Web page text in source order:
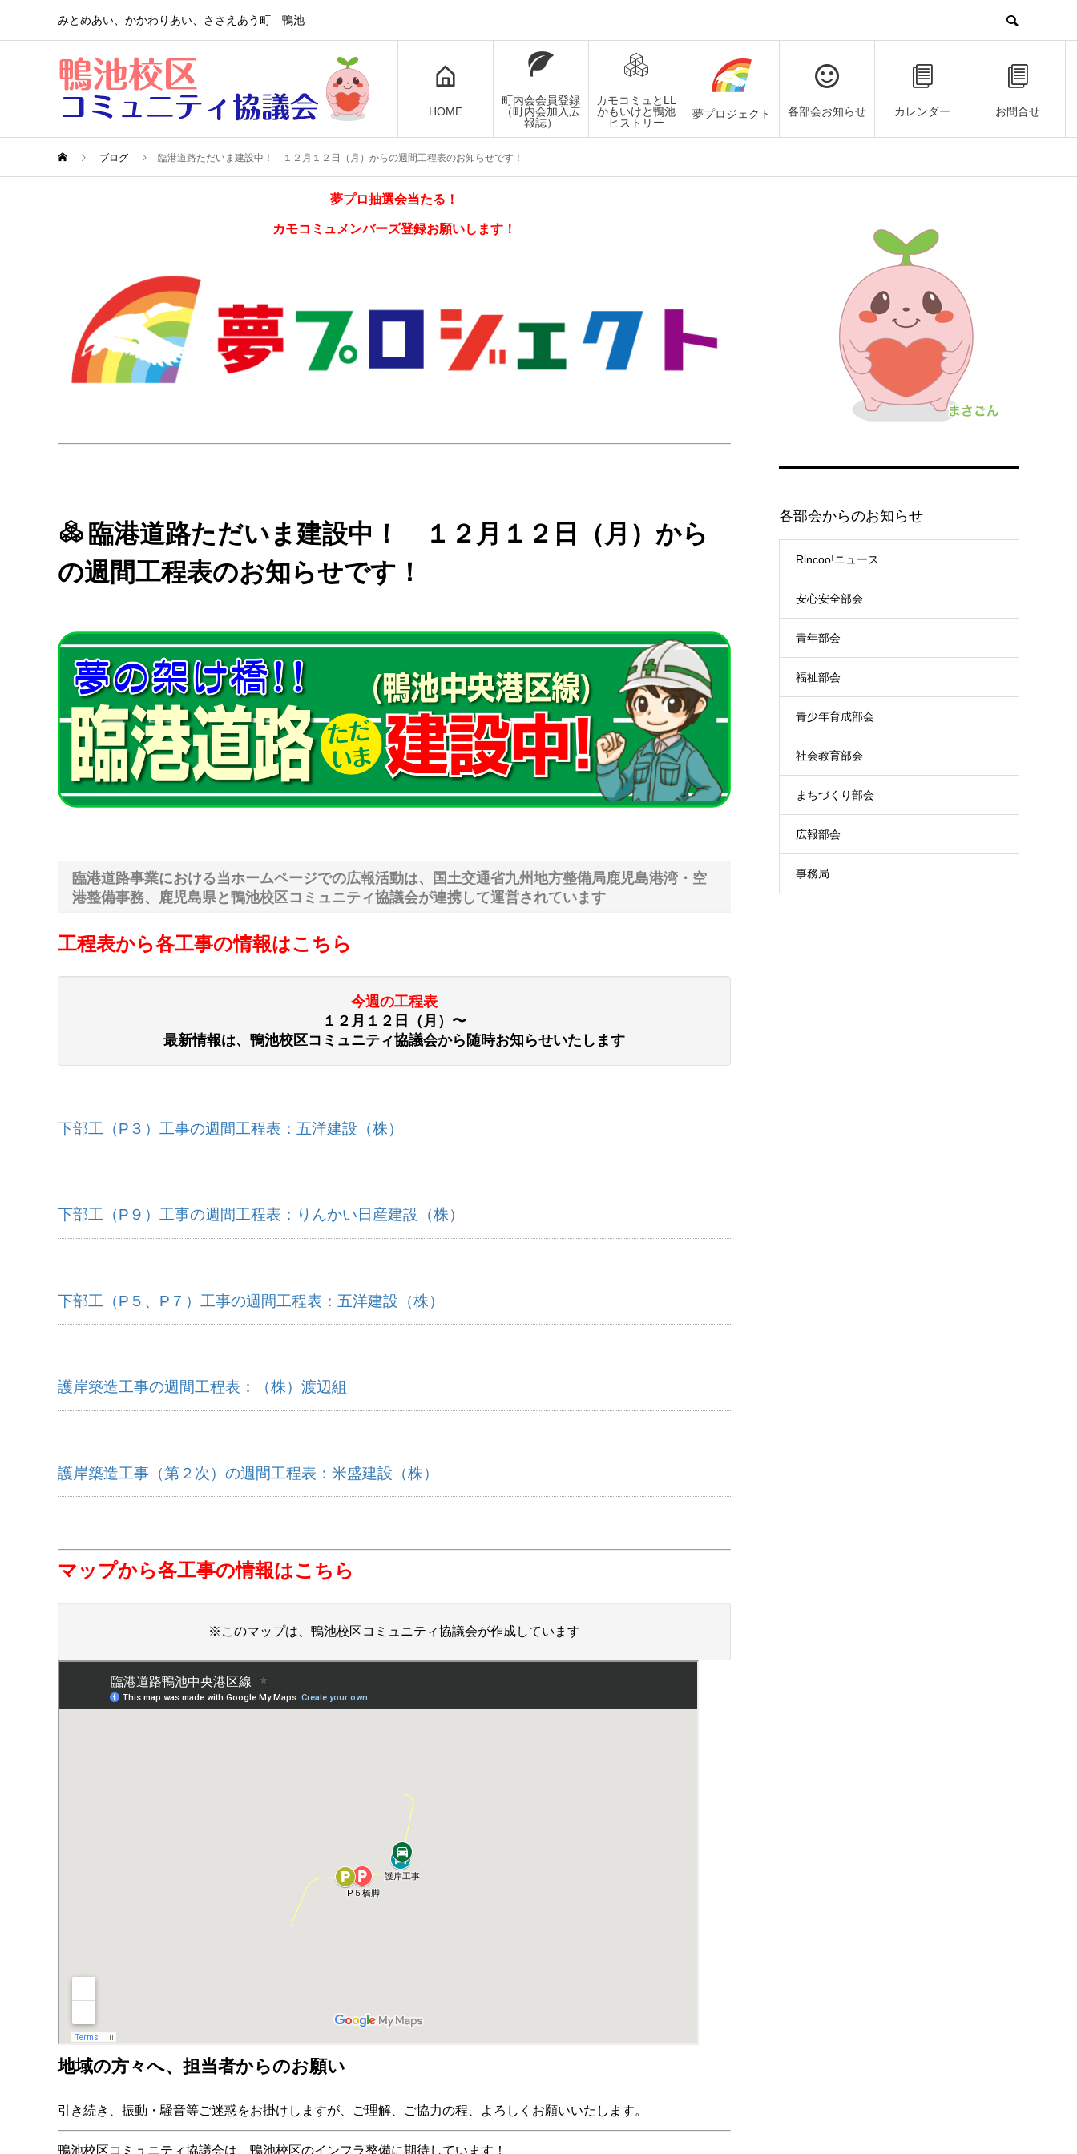
みとめあい、かかわりあい、ささえあう町 鴨池
HOME
町内会会員登録
（町内会加入広
報誌）
カモコミュとLL
かもいけと鴨池
ヒストリー
夢プロジェクト 各部会お知らせ カレンダー お問合せ
ブログ 臨港道路ただいま建設中！ １２月１２日（月）からの週間工程表のお知らせです！
夢プロ抽選会当たる！
カモコミュメンバーズ登録お願いします！
臨港道路ただいま建設中！ １２月１２日（月）から
の週間工程表のお知らせです！
臨港道路事業における当ホームページでの広報活動は、国土交通省九州地方整備局鹿児島港湾・空
港整備事務、鹿児島県と鴨池校区コミュニティ協議会が連携して運営されています
工程表から各工事の情報はこちら
今週の工程表
１２月１２日（月）〜
最新情報は、鴨池校区コミュニティ協議会から随時お知らせいたします
下部工（P３）工事の週間工程表：五洋建設（株）
下部工（P９）工事の週間工程表：りんかい日産建設（株）
下部工（P５、P７）工事の週間工程表：五洋建設（株）
護岸築造工事の週間工程表：（株）渡辺組
護岸築造工事（第２次）の週間工程表：米盛建設（株）
マップから各工事の情報はこちら
※このマップは、鴨池校区コミュニティ協議会が作成しています
地域の方々へ、担当者からのお願い
引き続き、振動・騒音等ご迷惑をお掛けしますが、ご理解、ご協力の程、よろしくお願いいたします。
鴨池校区コミュニティ協議会は、鴨池校区のインフラ整備に期待しています！
各部会からのお知らせ
Rincoo!ニュース
安心安全部会
青年部会
福祉部会
青少年育成部会
社会教育部会
まちづくり部会
広報部会
事務局